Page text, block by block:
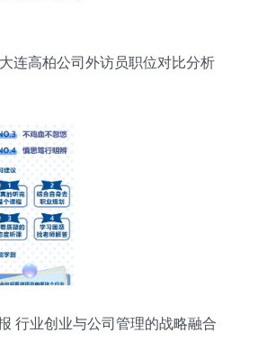
连高柏公司外访员职位对比分析
行业创业与公司管理的战略融合